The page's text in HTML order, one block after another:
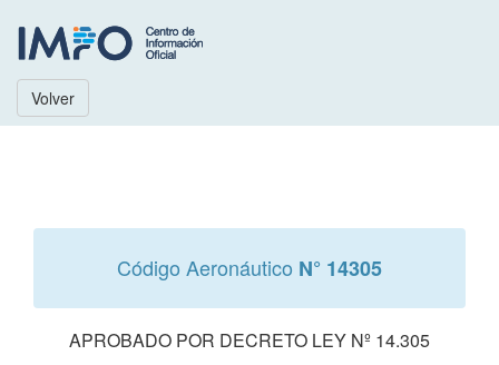
Volver
Código Aeronáutico N° 14305
APROBADO POR DECRETO LEY Nº 14.305